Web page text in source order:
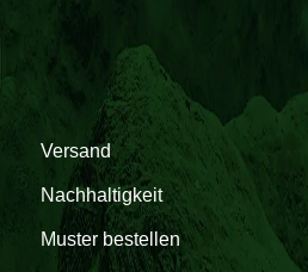
Versand
Nachhaltigkeit
Muster bestellen